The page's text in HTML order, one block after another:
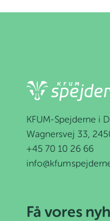
KFUM-Spejderne i
Wagnersvej 33,
+45 70 10 26 66
Få vores